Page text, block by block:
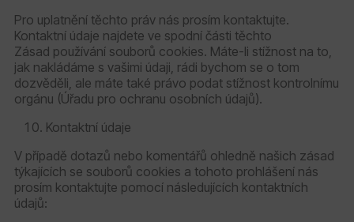
Pro uplatnění těchto práv nás prosím kontaktujte.
Kontaktní údaje najdete ve spodní části těchto
Zásad používání souborů cookies. Máte-li stížnost na to,
jak nakládáme s vašimi údaji, rádi bychom se o tom
dozvěděli, ale máte také právo podat stížnost kontrolnímu
orgánu (Úřadu pro ochranu osobních údajů).
Kontaktní údaje
V případě dotazů nebo komentářů ohledně našich zásad
týkajících se souborů cookies a tohoto prohlášení nás
prosím kontaktujte pomocí následujících kontaktních
údajů: